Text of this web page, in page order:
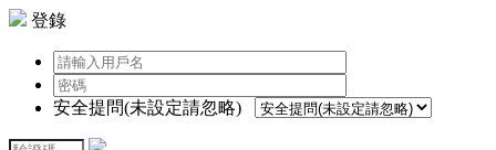
登錄
安全提問(未設定請忽略)